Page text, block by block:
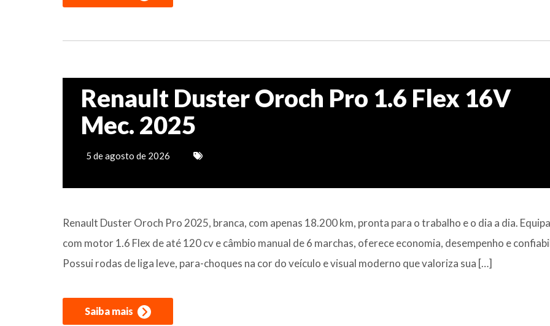
Renault Duster Oroch Pro 1.6 Flex 16V
Mec. 2025
5 de agosto de 2026
Renault Duster Oroch Pro 2025, branca, com apenas 18.200 km, pronta para o trabalho e o dia a dia.
com motor 1.6 Flex de até 120 cv e câmbio manual de 6 marchas, oferece economia, desempenho e
Possui rodas de liga leve, para-choques na cor do veículo e visual moderno que valoriza sua […]
Saiba mais